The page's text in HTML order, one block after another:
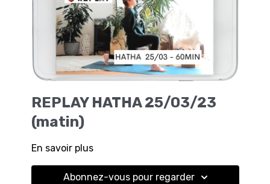
REPLAY HATHA 25/03/23
(matin)
En savoir plus
Abonnez-vous pour regarder